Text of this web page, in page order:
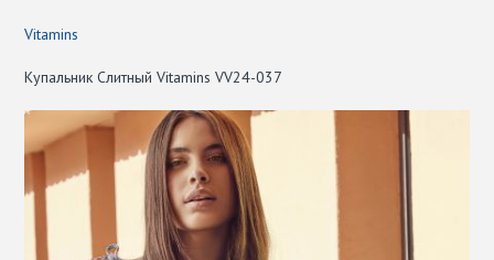
Vitamins
Купальник Слитный Vitamins VV24-037